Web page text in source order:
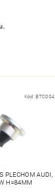
Kód: BTC004
PLECHOM AUDI,
H=84MM